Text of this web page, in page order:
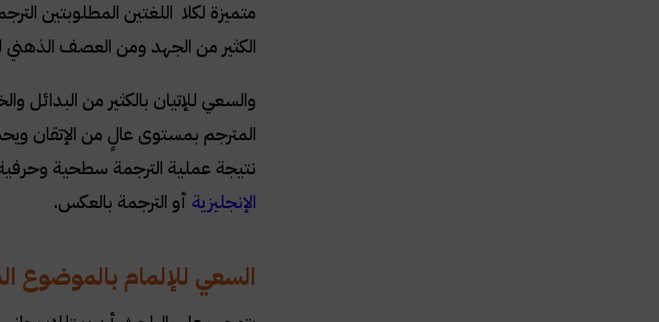
متميزة لكلا اللغتين المطلوبتين
الكثير من الجهد ومن العصف الذهني
والسعي للإتيان بالكثير من البدائل
المترجم بمستوى عالٍ من الإتقان
نتيجة عملية الترجمة سطحية وحرفية
الإنجليزية أو الترجمة بالعكس.
السعي للإلمام بالموضوع